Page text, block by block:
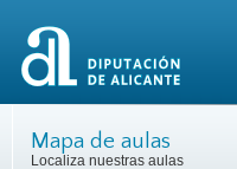
Mapa de aulas
Localiza nuestras aulas